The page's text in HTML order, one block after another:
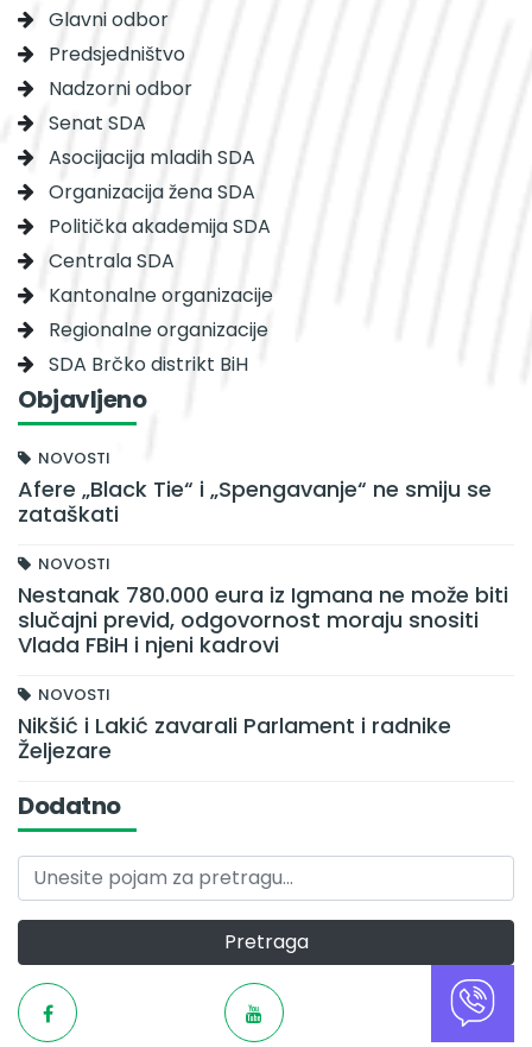
Glavni odbor
Predsjedništvo
Nadzorni odbor
Senat SDA
Asocijacija mladih SDA
Organizacija žena SDA
Politička akademija SDA
Centrala SDA
Kantonalne organizacije
Regionalne organizacije
SDA Brčko distrikt BiH
Objavljeno
NOVOSTI
Afere „Black Tie“ i „Spengavanje“ ne smiju se
zataškati
NOVOSTI
Nestanak 780.000 eura iz Igmana ne može biti
slučajni previd, odgovornost moraju snositi
Vlada FBiH i njeni kadrovi
NOVOSTI
Nikšić i Lakić zavarali Parlament i radnike
Željezare
Dodatno
Pretraga